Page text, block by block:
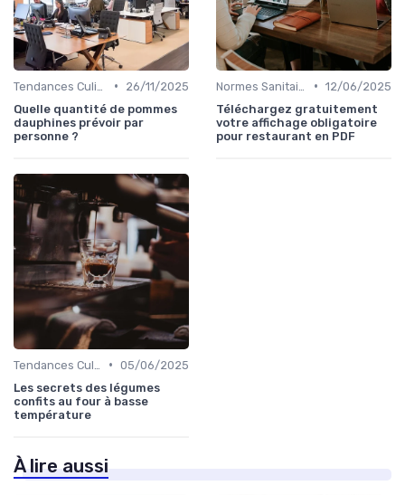
•
26/11/2025
Quelle quantité de pommes
dauphines prévoir par
personne ?
• 12/06/2025
Téléchargez gratuitement
votre affichage obligatoire
pour restaurant en PDF
• 05/06/2025
Les secrets des légumes
confits au four à basse
température
À lire aussi